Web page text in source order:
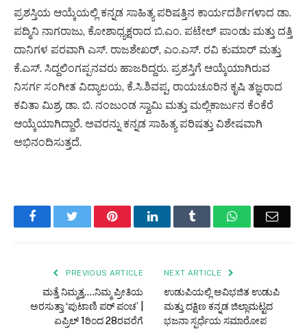
ಪ್ರಶಸ್ತಿಯ ಆಯ್ಕೆಯಲ್ಲಿ ಕನ್ನಡ ಸಾಹಿತ್ಯ ಪರಿಷತ್ತಿನ ಕಾರ್ಯದರ್ಶಿಗಳಾದ ಡಾ.
ಪದ್ಮಿನಿ ನಾಗರಾಜು, ಕೋಶಾಧ್ಯಕ್ಷರಾದ ಬಿ.ಎಂ. ಪಟೇಲ್ ಪಾಂಡು ಮತ್ತು ದತ್ತಿ
ದಾನಿಗಳ ಪರವಾಗಿ ಎಸ್. ರಾಜಶೇಖರ್, ಎಂ.ಎಸ್. ರವಿ ಕುಮಾರ್ ಮತ್ತು
ಕೆ.ಎಸ್. ಸಿದ್ದಲಿಂಗಪ್ಪನವರು ಹಾಜರಿದ್ದರು. ಪ್ರಶಸ್ತಿಗೆ ಆಯ್ಕೆಯಾಗಿರುವ
ನಿಸರ್ಗ ಸಂಗೀತ ವಿದ್ಯಾಲಯ, ಕೆ.ಸಿ.ಶಿವಪ್ಪ, ರಾಯಚೂರಿನ ಕೃಷಿ ತಜ್ಞರಾದ
ಕವಿತಾ ಮಿಶ್ರ, ಡಾ. ಬಿ. ನಂಜುಂಡ ಸ್ವಾಮಿ ಮತ್ತು ಮಲ್ಲಿಕಾರ್ಜುನ ಕೆಂಕೆರೆ
ಆಯ್ಕೆಯಾಗಿದ್ದಾರೆ. ಅವರನ್ನು ಕನ್ನಡ ಸಾಹಿತ್ಯ ಪರಿಷತ್ತು ವಿಶೇಷವಾಗಿ
ಅಭಿನಂದಿಸುತ್ತದೆ.
FacebookTwitter PinterestLinkedInTumblr WhatsAppEmail
PREVIOUS ARTICLE
ಮತ್ತೆ ನಿಮ್ಮತ್ತ….ನಿಮ್ಮ ಪ್ರೀತಿಯ
ಅರಸುತ್ತಾ ‘ಪುಟಾಣಿ ಪರ್ ಪಂಚ’ |
ಏಪ್ರಿಲ್ 1ರಿಂದ 28ರವರೆಗೆ
NEXT ARTICLE
ಉಡುಪಿಯಲ್ಲಿ ಅವಿಭಜಿತ ಉಡುಪಿ
ಮತ್ತು ದಕ್ಷಿಣ ಕನ್ನಡ ಜಿಲ್ಲಾಮಟ್ಟದ
ಭಜನಾ ಸ್ಪರ್ಧೆಯ ಸಮಾರೋಪ